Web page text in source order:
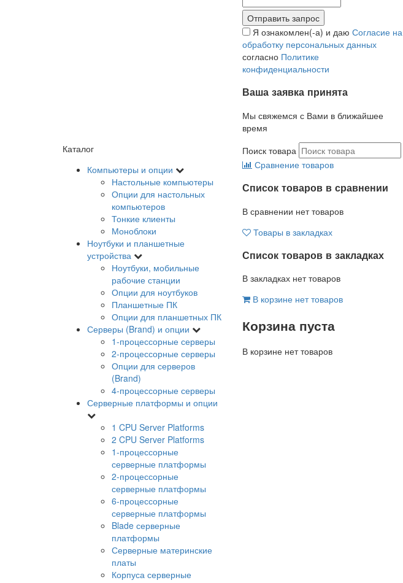
Я ознакомлен(-а) и даю Согласие на
обработку персональных данных
согласно Политике
конфиденциальности
Ваша заявка принята
Мы свяжемся с Вами в ближайшее
время
Каталог
Компьютеры и опции
Настольные компьютеры
Опции для настольных
компьютеров
Тонкие клиенты
Моноблоки
Ноутбуки и планшетные
устройства
Ноутбуки, мобильные
рабочие станции
Опции для ноутбуков
Планшетные ПК
Опции для планшетных ПК
Серверы (Brand) и опции
1-процессорные серверы
2-процессорные серверы
Опции для серверов
(Brand)
4-процессорные серверы
Серверные платформы и опции
1 CPU Server Platforms
2 CPU Server Platforms
1-процессорные
серверные платформы
2-процессорные
серверные платформы
6-процессорные
серверные платформы
Blade серверные
платформы
Серверные материнские
платы
Корпуса серверные
Поиск товара
Сравнение товаров
Список товаров в сравнении
В сравнении нет товаров
Товары в закладках
Список товаров в закладках
В закладках нет товаров
В корзине нет товаров
Корзина пуста
В корзине нет товаров